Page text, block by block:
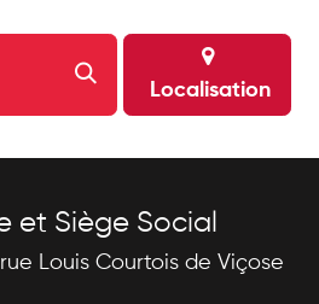
Localisation
et Siège Social
rue Louis Courtois de Viçose